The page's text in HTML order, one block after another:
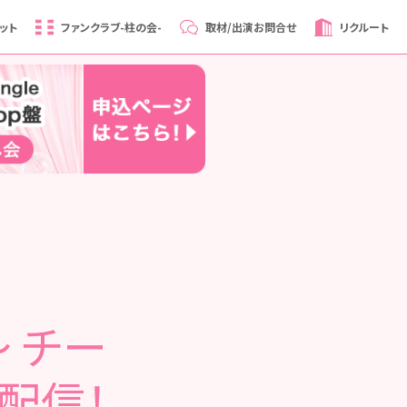
ト ファンクラブ-柱の会- 取材/出演お問合せ リクルート
チー